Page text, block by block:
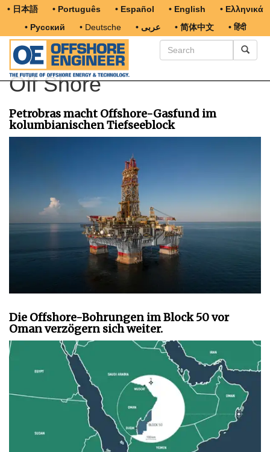
• 日本語 • Português • Español • English
• Ελληνικά
• Русский
• Deutsche • عربى • 简体中文 • हिंदी
Off Shore
Petrobras macht Offshore-Gasfund im
kolumbianischen Tiefseeblock
Die Offshore-Bohrungen im Block 50 vor
Oman verzögern sich weiter.